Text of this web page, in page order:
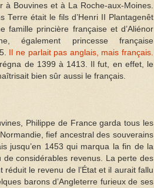
à Bouvines et à La Roche-aux-Moines.
Terre était le fils d’Henri II Plantagenêt
famille princière française et d’Aliénor
également princesse française
Il ne parlait pas anglais, mais français.
de 1399 à 1413. Il fut, en effet, le
bien sûr aussi le français.
Philippe de France garda tous les
fief ancestral des souverains
jusqu’en 1453 qui marqua la fin de la
considérables revenus. La perte des
le revenu de l’État et il aurait fallu
barons d’Angleterre furieux de ses